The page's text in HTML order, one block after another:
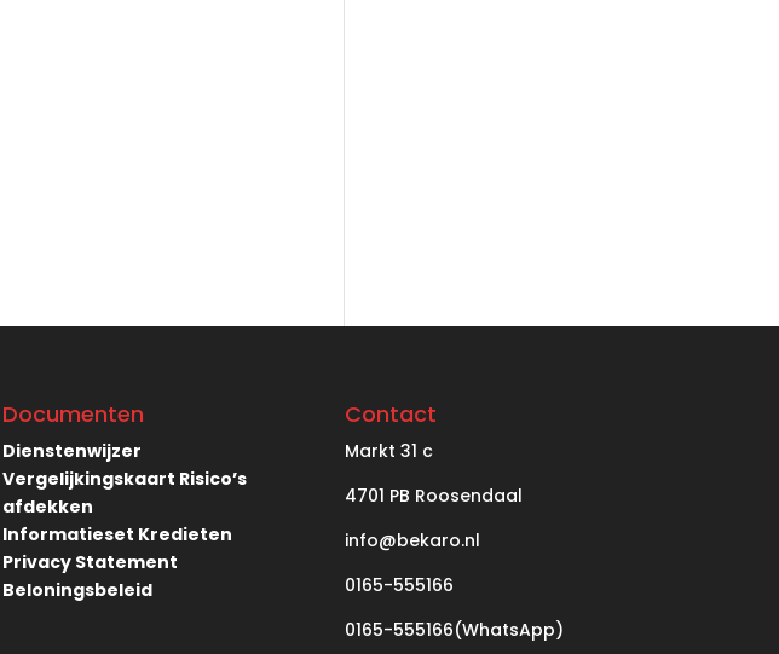
Documenten
Dienstenwijzer
Vergelijkingskaart Risico’s
afdekken
Informatieset Kredieten
Privacy Statement
Beloningsbeleid
Contact
Markt 31 c
4701 PB Roosendaal
info@bekaro.nl
0165-555166
0165-555166(WhatsApp)